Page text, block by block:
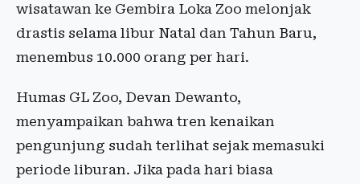
wisatawan ke Gembira Loka Zoo melonjak
drastis selama libur Natal dan Tahun Baru,
menembus 10.000 orang per hari.
Humas GL Zoo, Devan Dewanto,
menyampaikan bahwa tren kenaikan
pengunjung sudah terlihat sejak memasuki
periode liburan. Jika pada hari biasa